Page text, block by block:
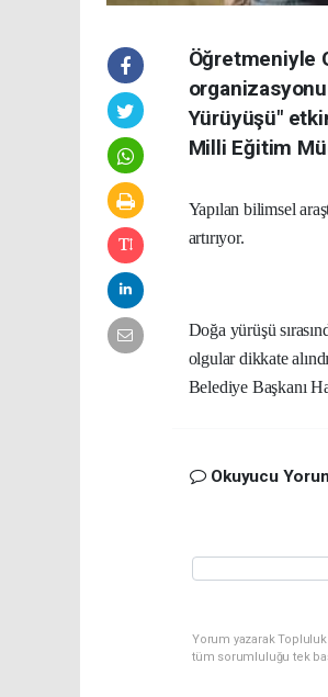
Öğretmeniyle
Yürüyüşü"
Milli Eğitim
Yapılan bilimsel
artırıyor.
Doğa yürüşü
olgular dikkate
Belediye Başkanı
Okuyucu
Yorum yazarak
tüm sorumluluğu tek